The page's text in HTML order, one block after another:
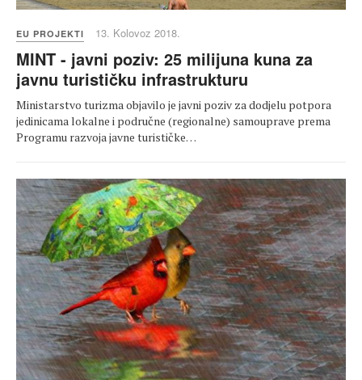
EU PROJEKTI 13. Kolovoz 2018.
MINT - javni poziv: 25 milijuna kuna za
javnu turističku infrastrukturu
Ministarstvo turizma objavilo je javni poziv za dodjelu potpora
jedinicama lokalne i područne (regionalne) samouprave prema
Programu razvoja javne turističke…